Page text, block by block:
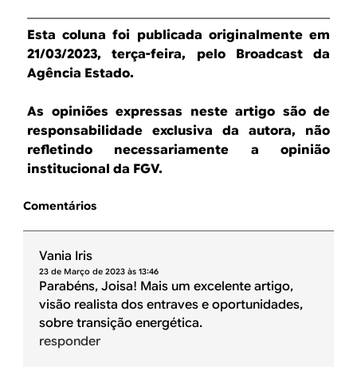
Esta coluna foi publicada originalmente em
21/03/2023, terça-feira, pelo Broadcast da
Agência Estado.
As opiniões expressas neste artigo são de
responsabilidade exclusiva da autora, não
refletindo necessariamente a opinião
institucional da FGV.
Comentários
Vania Iris
23 de Março de 2023 às 13:46
Parabéns, Joisa! Mais um excelente artigo,
visão realista dos entraves e oportunidades,
sobre transição energética.
responder